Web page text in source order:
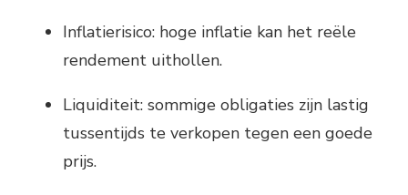
Inflatierisico: hoge inflatie kan het reële
rendement uithollen.
Liquiditeit: sommige obligaties zijn lastig
tussentijds te verkopen tegen een goede
prijs.